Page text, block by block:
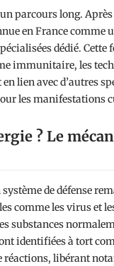
parcours long.
en France
dédié.
immunitaire, les
lien avec d’autres
les manifestations
? Le
de défense
comme les virus et
substances
identifiées à tort
réactions, libérant